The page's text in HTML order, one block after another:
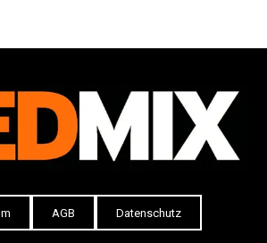
AGB Datenschutz